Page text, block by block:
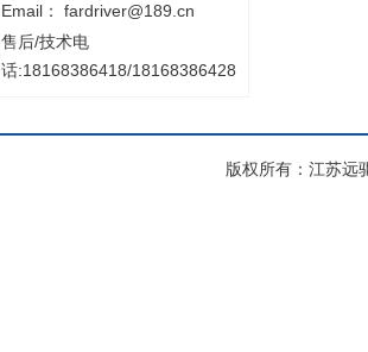
Email： fardriver@189.cn
售后/技术电
话:18168386418/18168386428
版权所有：江苏远